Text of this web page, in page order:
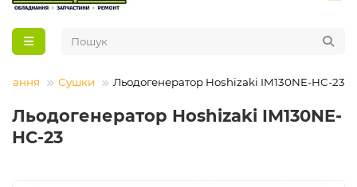
Сушки Льодогенератор Hoshizaki IM130NE-HC-23
Льодогенератор Hoshizaki IM130NE-
HC-23